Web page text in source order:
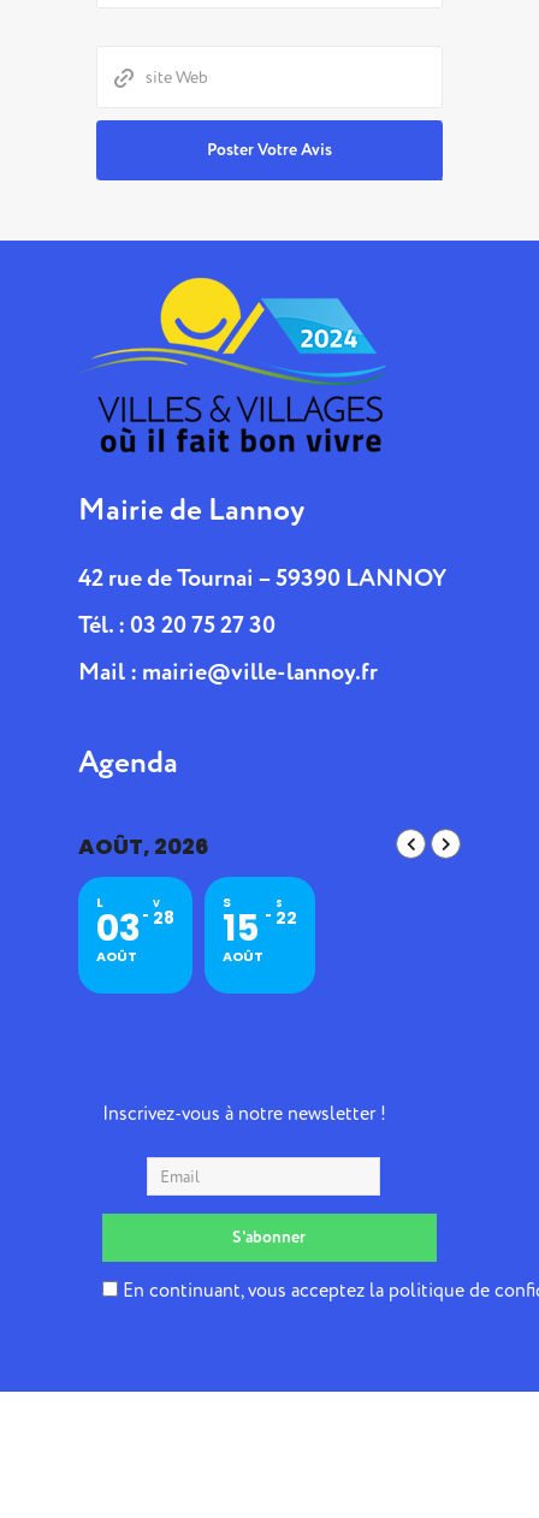
Mairie de Lannoy
42 rue de Tournai – 59390 LANNOY
Tél. : 03 20 75 27 30
Mail : mairie@ville-lannoy.fr
Agenda
AOÛT, 2026
L
03
AOÛT
V
28
S
15
AOÛT
S
22
Inscrivez-vous à notre newsletter !
En continuant, vous acceptez la politique de